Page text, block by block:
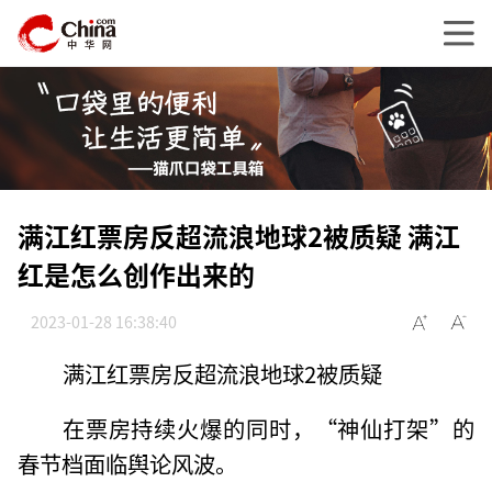
满江红票房反超流浪地球2被质疑 满江
红是怎么创作出来的
2023-01-28 16:38:40
满江红票房反超流浪地球2被质疑
在票房持续火爆的同时，“神仙打架”的
春节档面临舆论风波。